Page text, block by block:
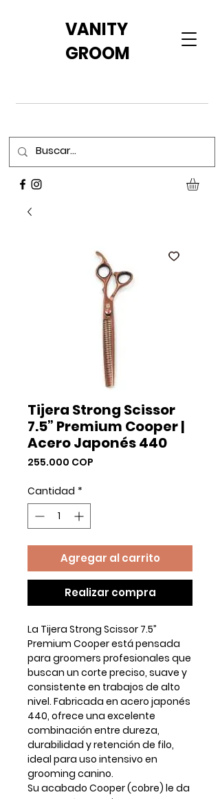
VANITY
GROOM
Tijera Strong Scissor
7.5” Premium Cooper |
Acero Japonés 440
255.000 COP
Cantidad *
Agregar al carrito
Realizar compra
La Tijera Strong Scissor 7.5”
Premium Cooperestá pensada
para groomers profesionales que
buscan un corte preciso, suave y
consistente en trabajos de alto
nivel. Fabricada en acero japonés
440, ofrece una excelente
combinación entre dureza,
durabilidad y retención de filo,
ideal para uso intensivo en
grooming canino.
Su acabado Cooper (cobre) le da